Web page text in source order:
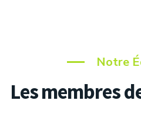
Notre
Les membres